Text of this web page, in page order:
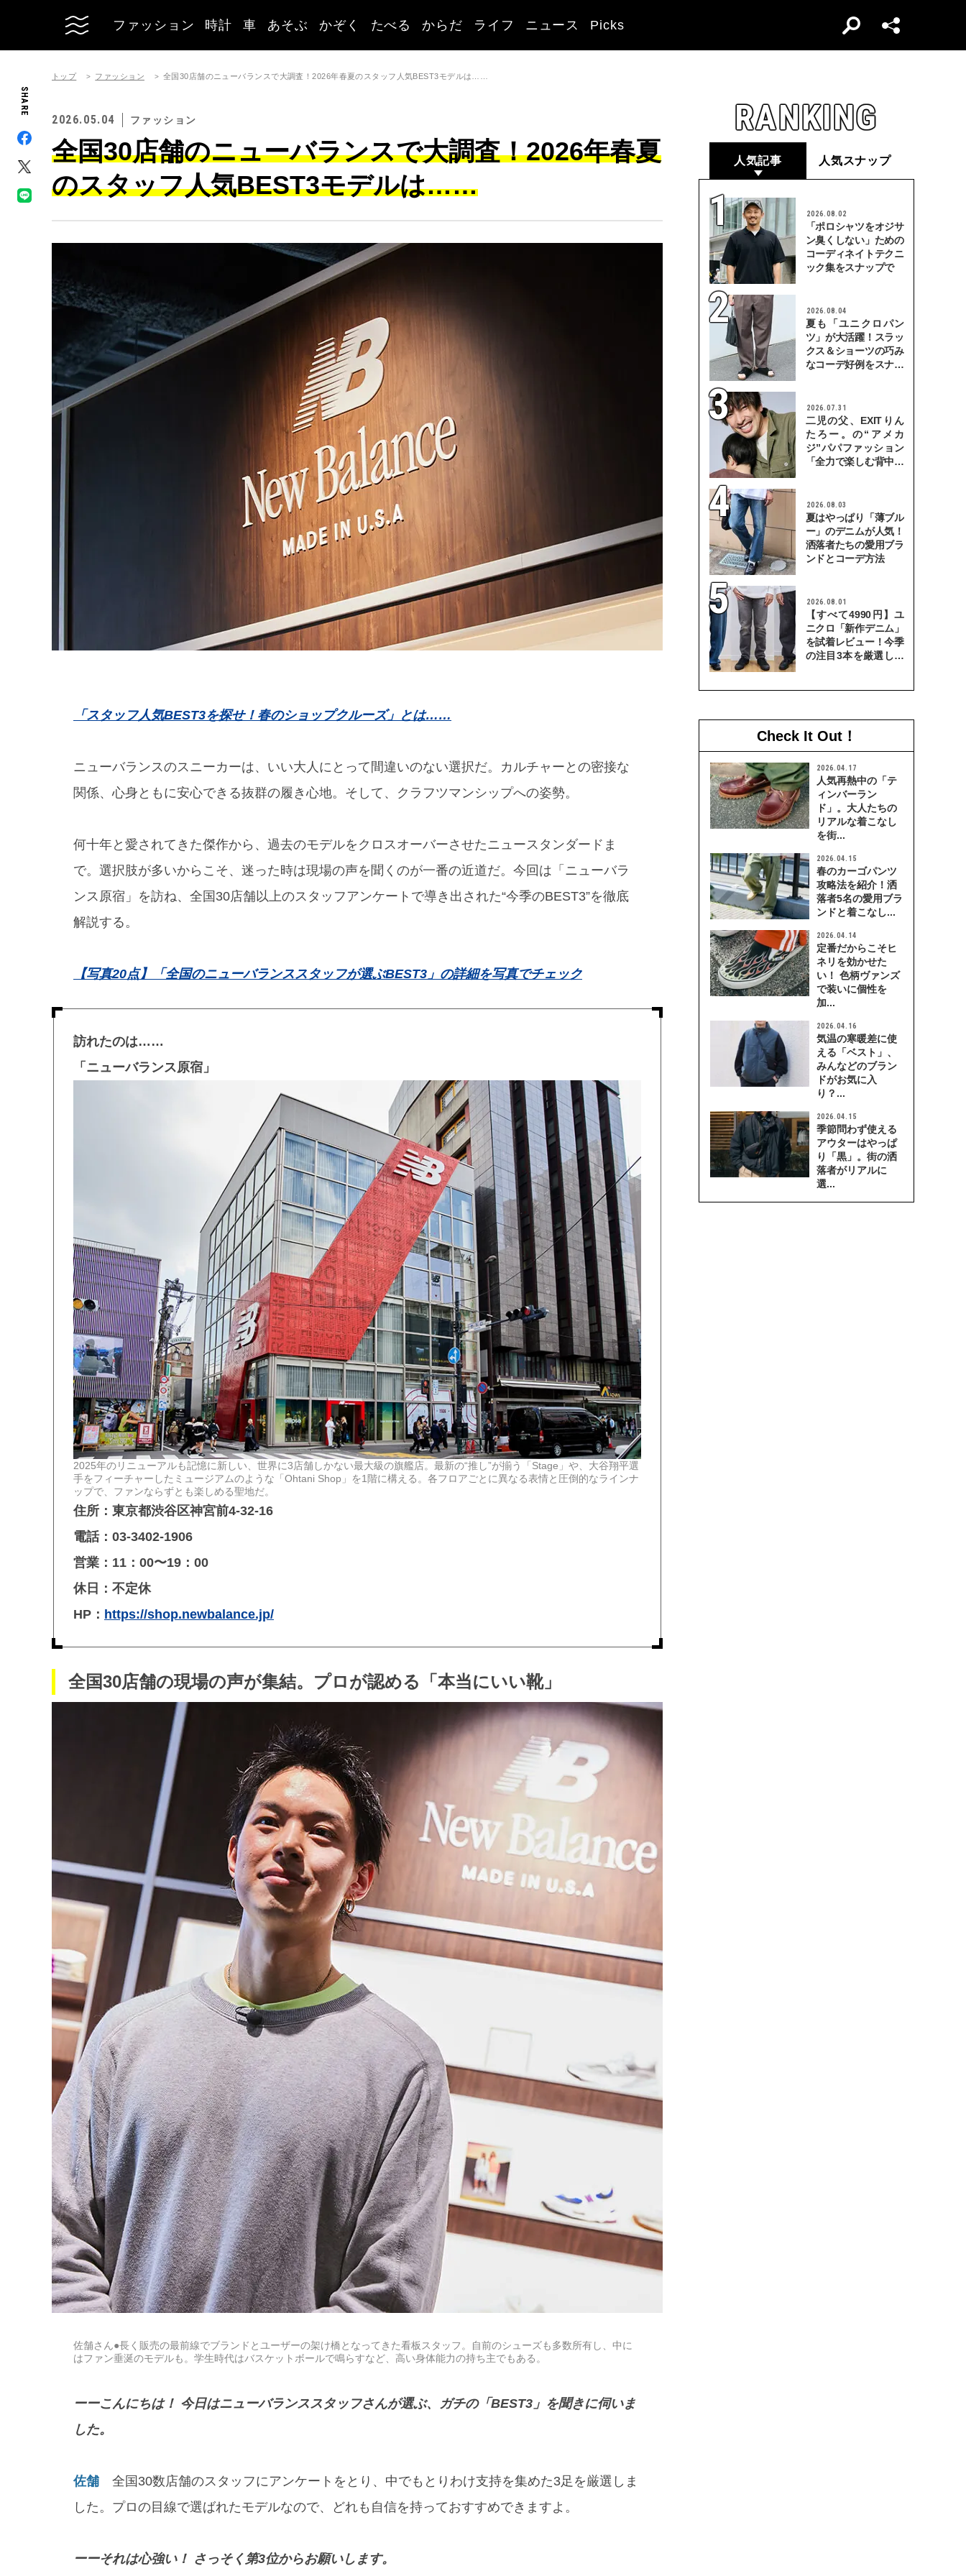
ファッション 時計 車 あそぶ かぞく たべる からだ ライフ ニュース Picks
SHARE
トップ ファッション 全国30店舗のニューバランスで大調査！2026年春夏のスタッフ人気BEST3モデルは……
2026.05.04 ファッション
全国30店舗のニューバランスで大調査！2026年春夏
のスタッフ人気BEST3モデルは……
「スタッフ人気BEST3を探せ！春のショップクルーズ」とは……
ニューバランスのスニーカーは、いい大人にとって間違いのない選択だ。カルチャーとの密接な
関係、心身ともに安心できる抜群の履き心地。そして、クラフツマンシップへの姿勢。
何十年と愛されてきた傑作から、過去のモデルをクロスオーバーさせたニュースタンダードま
で。選択肢が多いからこそ、迷った時は現場の声を聞くのが一番の近道だ。今回は「ニューバラ
ンス原宿」を訪ね、全国30店舗以上のスタッフアンケートで導き出された“今季のBEST3”を徹底
解説する。
【写真20点】「全国のニューバランススタッフが選ぶBEST3」の詳細を写真でチェック
訪れたのは……
「ニューバランス原宿」
2025年のリニューアルも記憶に新しい、世界に3店舗しかない最大級の旗艦店。最新の“推し”が揃う「Stage」や、大谷翔平選
手をフィーチャーしたミュージアムのような「Ohtani Shop」を1階に構える。各フロアごとに異なる表情と圧倒的なラインナ
ップで、ファンならずとも楽しめる聖地だ。
住所：東京都渋谷区神宮前4-32-16
電話：03-3402-1906
営業：11：00〜19：00
休日：不定休
HP： https://shop.newbalance.jp/
全国30店舗の現場の声が集結。プロが認める「本当にいい靴」
佐舗さん●長く販売の最前線でブランドとユーザーの架け橋となってきた看板スタッフ。自前のシューズも多数所有し、中に
はファン垂涎のモデルも。学生時代はバスケットボールで鳴らすなど、高い身体能力の持ち主でもある。
ーーこんにちは！ 今日はニューバランススタッフさんが選ぶ、ガチの「BEST3」を聞きに伺いま
した。
佐舗 全国30数店舗のスタッフにアンケートをとり、中でもとりわけ支持を集めた3足を厳選しま
した。プロの目線で選ばれたモデルなので、どれも自信を持っておすすめできますよ。
ーーそれは心強い！ さっそく第3位からお願いします。
RANKING
人気記事 人気スナップ
2026.08.02
「ポロシャツをオジサ
ン臭くしない」ための
コーディネイトテクニ
ック集をスナップで
2026.08.04
夏も「ユニクロパン
ツ」が大活躍！スラッ
クス＆ショーツの巧み
なコーデ好例をスナッ
2026.07.31
二児の父、EXITりん
たろー。の“アメカ
ジ”パパファッション
「全力で楽しむ背中を
2026.08.03
夏はやっぱり「薄ブル
ー」のデニムが人気！
洒落者たちの愛用ブラ
ンドとコーデ方法
2026.08.01
【すべて4990円】ユ
ニクロ「新作デニム」
を試着レビュー！今季
の注目3本を厳選して
Check It Out！
2026.04.17
人気再熱中の「テ
ィンバーラン
ド」。大人たちの
リアルな着こなし
を街...
2026.04.15
春のカーゴパンツ
攻略法を紹介！洒
落者5名の愛用ブラ
ンドと着こなし...
2026.04.14
定番だからこそヒ
ネリを効かせた
い！ 色柄ヴァンズ
で装いに個性を
加...
2026.04.16
気温の寒暖差に使
える「ベスト」、
みんなどのブラン
ドがお気に入
り？...
2026.04.15
季節問わず使える
アウターはやっぱ
り「黒」。街の洒
落者がリアルに
選...